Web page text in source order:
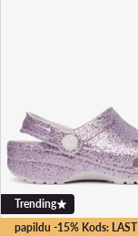
papildu -15% Kods: LAST
Trending